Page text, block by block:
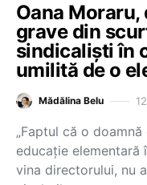
Oana
grave din
sindicaliști în
umilită de o
Mădălina Belu
„Faptul că o
educație
vina directorului, nu